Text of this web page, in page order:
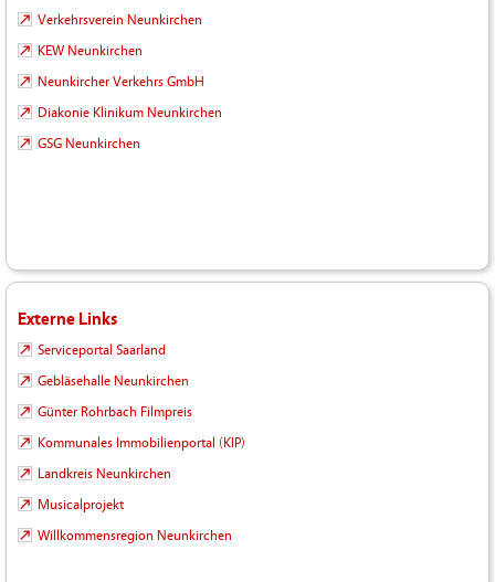
Verkehrsverein Neunkirchen
KEW Neunkirchen
Neunkircher Verkehrs GmbH
Diakonie Klinikum Neunkirchen
GSG Neunkirchen
Externe Links
Serviceportal Saarland
Gebläsehalle Neunkirchen
Günter Rohrbach Filmpreis
Kommunales Immobilienportal (KIP)
Landkreis Neunkirchen
Musicalprojekt
Willkommensregion Neunkirchen